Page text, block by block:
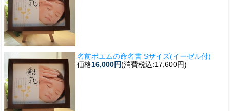
名前ポエムの命名書 Sサイズ(イーゼル付)
価格16,000円(消費税込:17,600円)